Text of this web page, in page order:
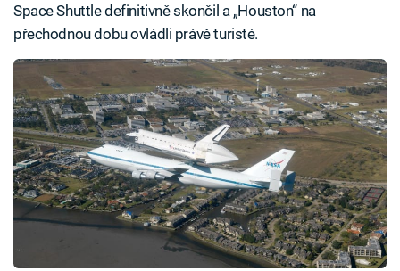
Space Shuttle definitivně skončil a „Houston“ na
přechodnou dobu ovládli právě turisté.